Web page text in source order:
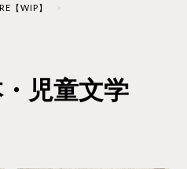
【WIP】
児童文学